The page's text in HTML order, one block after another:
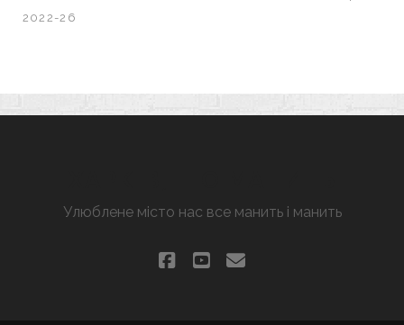
2022-26
Улюблене місто нас все манить і манить
facebook
youtube
email